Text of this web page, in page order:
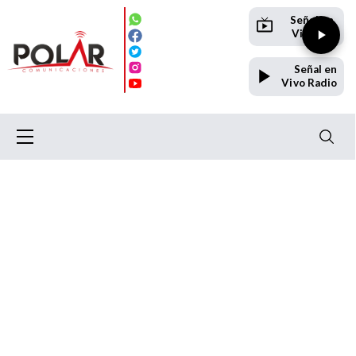
Señal en
Vivo TV
Señal en
Vivo Radio